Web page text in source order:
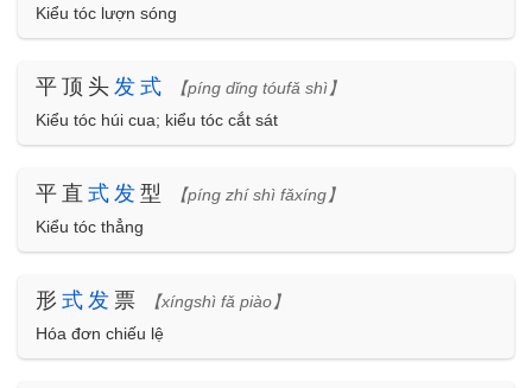
Kiểu tóc lượn sóng
平顶头 发 式
【píng dǐng tóufǎ shì】
Kiểu tóc húi cua; kiểu tóc cắt sát
平直 式 发 型
【píng zhí shì fǎxíng】
Kiểu tóc thẳng
形 式 发 票
【xíngshì fǎ piào】
Hóa đơn chiếu lệ